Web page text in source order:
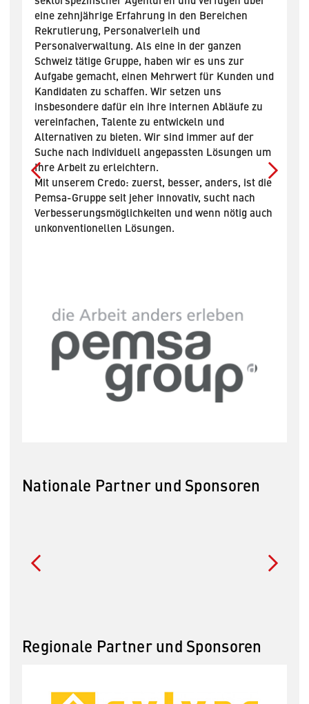
eine zehnjährige Erfahrung in den Bereichen
Rekrutierung, Personalverleih und
Personalverwaltung. Als eine in der ganzen
Schweiz tätige Gruppe, haben wir es uns zur
Aufgabe gemacht, einen Mehrwert für Kunden und
Kandidaten zu schaffen. Wir setzen uns
insbesondere dafür ein ihre internen Abläufe zu
vereinfachen, Talente zu entwickeln und
Alternativen zu bieten. Wir sind immer auf der
Suche nach individuell angepassten Lösungen um
Ihre Arbeit zu erleichtern.
Mit unserem Credo: zuerst, besser, anders, ist die
Pemsa-Gruppe seit jeher innovativ, sucht nach
Verbesserungsmöglichkeiten und wenn nötig auch
unkonventionellen Lösungen.
Nationale Partner und Sponsoren
Regionale Partner und Sponsoren